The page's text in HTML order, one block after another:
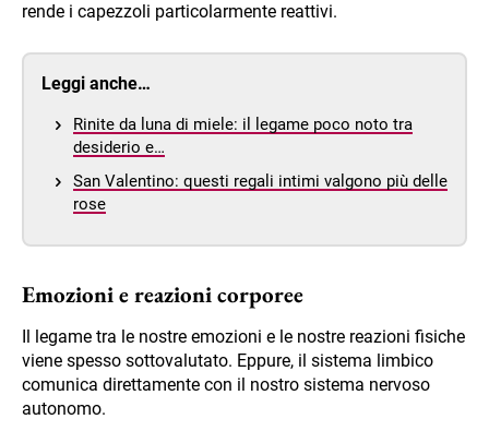
rende i capezzoli particolarmente reattivi.
Leggi anche…
Rinite da luna di miele: il legame poco noto tra
desiderio e…
San Valentino: questi regali intimi valgono più delle
rose
Emozioni e reazioni corporee
Il legame tra le nostre emozioni e le nostre reazioni fisiche
viene spesso sottovalutato. Eppure, il sistema limbico
comunica direttamente con il nostro sistema nervoso
autonomo.